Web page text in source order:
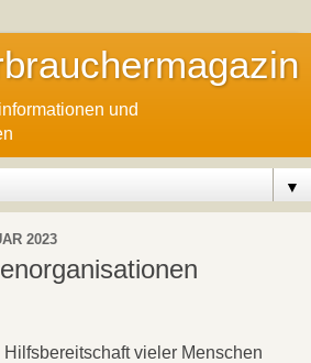
und
▼
2023
vieler Menschen